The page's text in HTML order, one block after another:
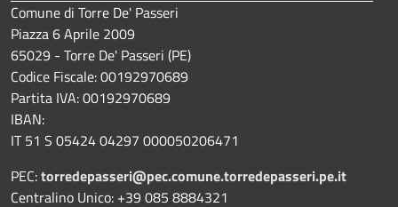
Comune di Torre De' Passeri
Piazza 6 Aprile 2009
65029 - Torre De' Passeri (PE)
Codice Fiscale: 00192970689
Partita IVA: 00192970689
IBAN:
IT 51 S 05424 04297 000050206471
PEC:torredepasseri@pec.comune.torredepasseri.pe.it
Centralino Unico: +39 085 8884321